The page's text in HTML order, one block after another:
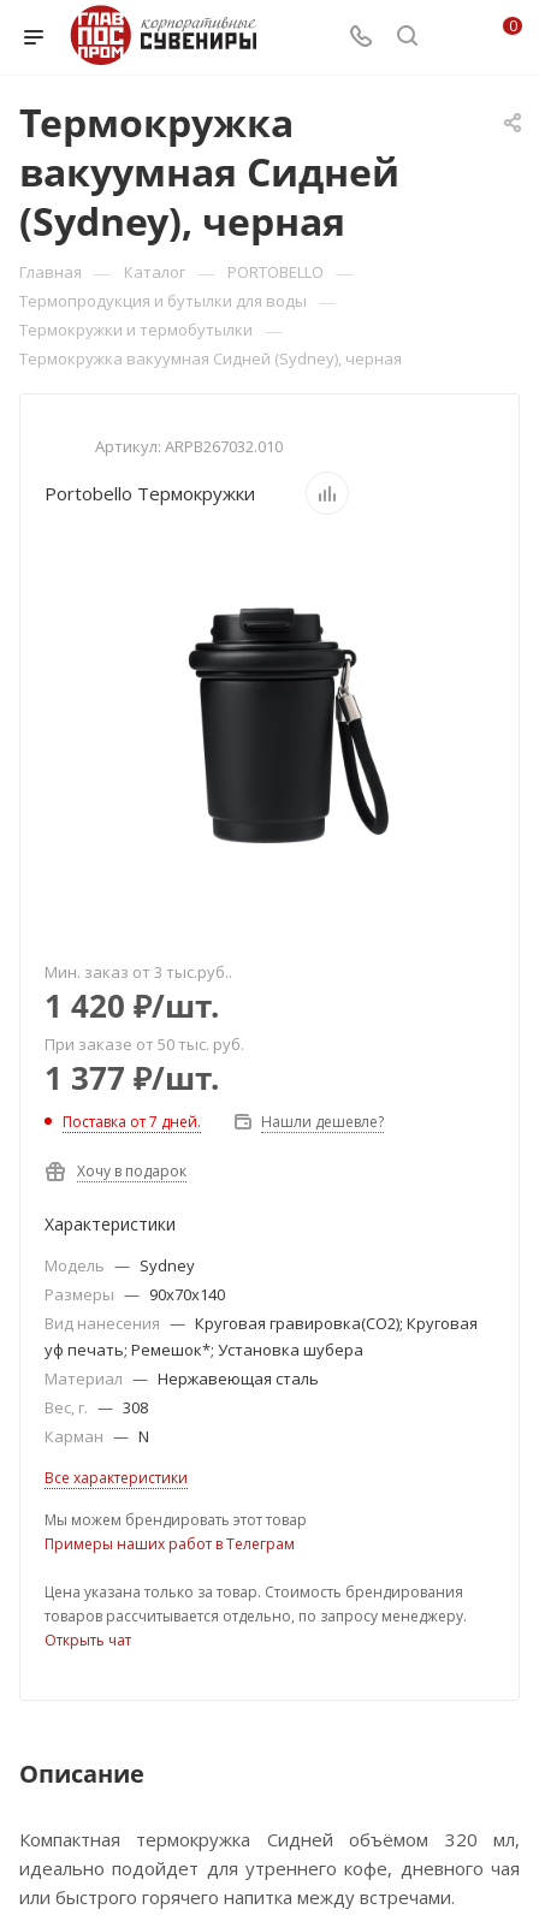
0
Термокружка
вакуумная Сидней
(Sydney), черная
Главная — Каталог — PORTOBELLO —
Термопродукция и бутылки для воды —
Термокружки и термобутылки —
Термокружка вакуумная Сидней (Sydney), черная
Артикул: ARPB267032.010
Portobello Термокружки
Мин. заказ от 3 тыс.руб..
1 420 ₽/шт.
При заказе от 50 тыс. руб.
1 377 ₽/шт.
Поставка от 7 дней. Нашли дешевле?
Хочу в подарок
Характеристики
Модель — Sydney
Размеры — 90x70x140
Вид нанесения — Круговая гравировка(СО2); Круговая
уф печать; Ремешок*; Установка шубера
Материал — Нержавеющая сталь
Вес, г. — 308
Карман — N
Все характеристики
Мы можем брендировать этот товар
Примеры наших работ в Телеграм
Цена указана только за товар. Стоимость брендирования
товаров рассчитывается отдельно, по запросу менеджеру.
Открыть чат
Описание
Компактная термокружка Сидней объёмом 320 мл,
идеально подойдет для утреннего кофе, дневного чая
или быстрого горячего напитка между встречами.